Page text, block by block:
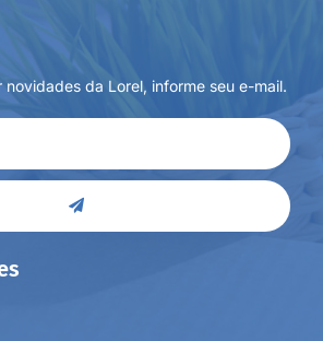
novidades da Lorel, informe seu e-mail.